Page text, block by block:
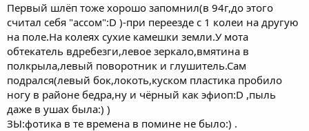
Первый шлёп тоже хорошо запомнил(в 94г,до этого
считал себя "ассом":D )-при переезде с 1 колеи на другую
на поле.На колеях сухие камешки земли.У мота
обтекатель вдребезги,левое зеркало,вмятина в
полкрыла,левый поворотник и глушитель.Сам
подрался(левый бок,локоть,куском пластика пробило
ногу в районе бедра,ну и чёрный как эфиоп:D ,пыль
даже в ушах была:) )
ЗЫ:фотика в те времена в помине не было:) .